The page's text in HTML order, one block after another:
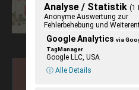
1945
verstarb in
Heinz
Analyse / Statistik (1
Anonyme Auswertung zur
Fehlerbehebung und
Google Analytics via
TagManager
Google LLC, USA
ⓘ Alle Details